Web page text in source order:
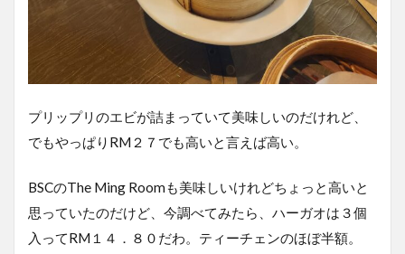
プリップリのエビが詰まっていて美味しいのだけれど、
でもやっぱりRM２７でも高いと言えば高い。
BSCのThe Ming Roomも美味しいけれどちょっと高いと
思っていたのだけど、今調べてみたら、ハーガオは３個
入ってRM１４．８０だわ。ティーチェンのほぼ半額。